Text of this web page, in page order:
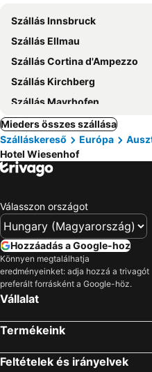
Szállás Innsbruck
Szállás Ellmau
Szállás Cortina d'Ampezzo
Szállás Kirchberg
Szállás Mayrhofen
Mieders összes szállása
Szálláskereső
Európa
Hotel Wiesenhof
Válasszon országot
Hozzáadás a Google-hoz
Könnyen megtalálhatja
eredményeinket: adja hozzá a trivagót
preferált forrásként a Google-höz.
Vállalat
Termékeink
Feltételek és irányelvek